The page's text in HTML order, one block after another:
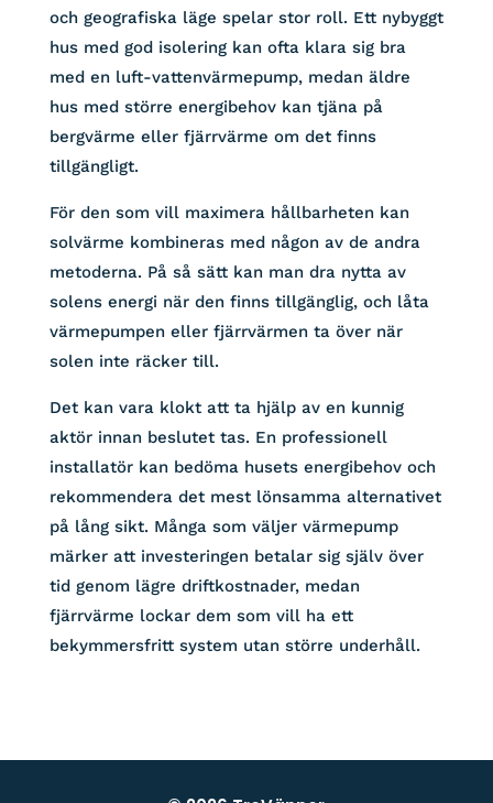
och geografiska läge spelar stor roll. Ett nybyggt
hus med god isolering kan ofta klara sig bra
med en luft-vattenvärmepump, medan äldre
hus med större energibehov kan tjäna på
bergvärme eller fjärrvärme om det finns
tillgängligt.
För den som vill maximera hållbarheten kan
solvärme kombineras med någon av de andra
metoderna. På så sätt kan man dra nytta av
solens energi när den finns tillgänglig, och låta
värmepumpen eller fjärrvärmen ta över när
solen inte räcker till.
Det kan vara klokt att ta hjälp av en kunnig
aktör innan beslutet tas. En professionell
installatör kan bedöma husets energibehov och
rekommendera det mest lönsamma alternativet
på lång sikt. Många som väljer värmepump
märker att investeringen betalar sig själv över
tid genom lägre driftkostnader, medan
fjärrvärme lockar dem som vill ha ett
bekymmersfritt system utan större underhåll.